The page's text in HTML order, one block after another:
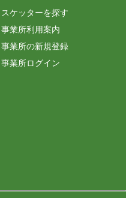
楽しみにしておりますの
。
にお応え下さいまして有
様のご協力も頂きまし
となりました。
スケッターを探す
事業所利用案内
事業所の新規登録
事業所ログイン